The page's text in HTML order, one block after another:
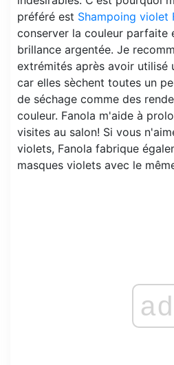
préféré est Shampoing violet
conserver la couleur parfaite
brillance argentée. Je
extrémités après avoir utilisé
car elles sèchent toutes un
de séchage comme des
couleur. Fanola m'aide à
visites au salon! Si vous
violets, Fanola fabrique
masques violets avec le
ad